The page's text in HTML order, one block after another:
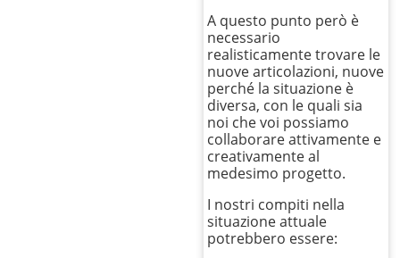
A questo punto però è
necessario
realisticamente trovare le
nuove articolazioni, nuove
perché la situazione è
diversa, con le quali sia
noi che voi possiamo
collaborare attivamente e
creativamente al
medesimo progetto.
I nostri compiti nella
situazione attuale
potrebbero essere: